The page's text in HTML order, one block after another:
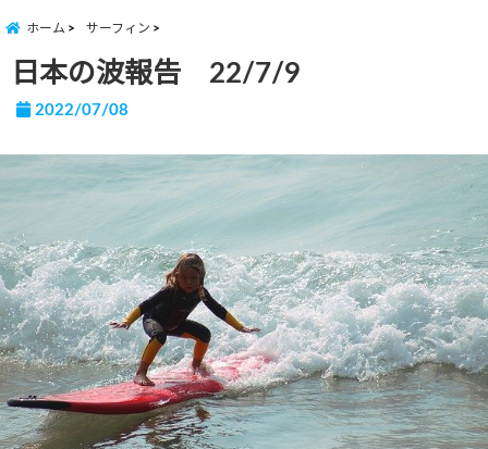
ホーム サーフィン
日本の波報告 22/7/9
2022/07/08